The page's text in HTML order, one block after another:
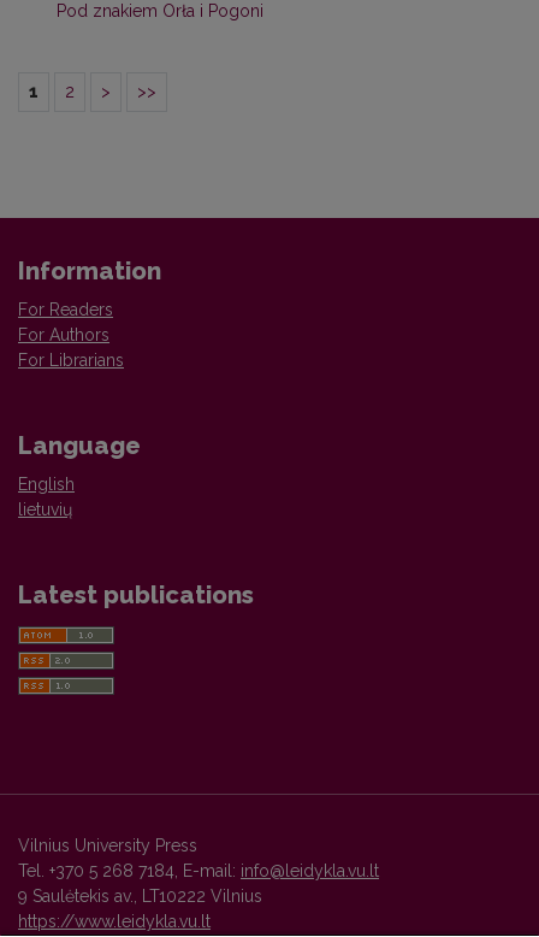
Pod znakiem Orła i Pogoni
1 2 > >>
Information
For Readers
For Authors
For Librarians
Language
English
lietuvių
Latest publications
Vilnius University Press
Tel. +370 5 268 7184, E-mail: info@leidykla.vu.lt
9 Saulėtekis av., LT10222 Vilnius
https://www.leidykla.vu.lt